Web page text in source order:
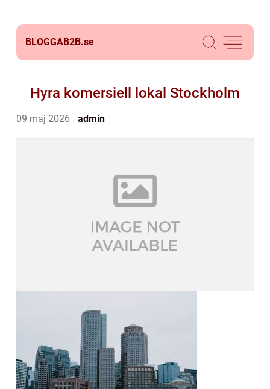
BLOGGAB2B.se
Hyra komersiell lokal Stockholm
09 maj 2026 admin